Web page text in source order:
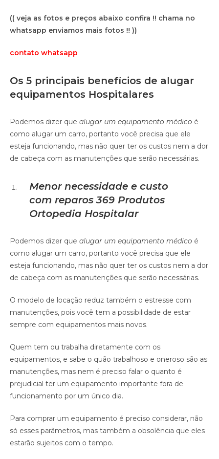
(( veja as fotos e preços abaixo confira !! chama no
whatsapp enviamos mais fotos !! ))
contato whatsapp
Os 5 principais benefícios de alugar
equipamentos Hospitalares
Podemos dizer que alugar um equipamento médico é
como alugar um carro, portanto você precisa que ele
esteja funcionando, mas não quer ter os custos nem a dor
de cabeça com as manutenções que serão necessárias.
Menor necessidade e custo
com reparos369 Produtos
Ortopedia Hospitalar
Podemos dizer que alugar um equipamento médico é
como alugar um carro, portanto você precisa que ele
esteja funcionando, mas não quer ter os custos nem a dor
de cabeça com as manutenções que serão necessárias.
O modelo de locação reduz também o estresse com
manutenções, pois você tem a possibilidade de estar
sempre com equipamentos mais novos.
Quem tem ou trabalha diretamente com os
equipamentos, e sabe o quão trabalhoso e oneroso são as
manutenções, mas nem é preciso falar o quanto é
prejudicial ter um equipamento importante fora de
funcionamento por um único dia.
Para comprar um equipamento é preciso considerar, não
só esses parâmetros, mas também a obsolência que eles
estarão sujeitos com o tempo.